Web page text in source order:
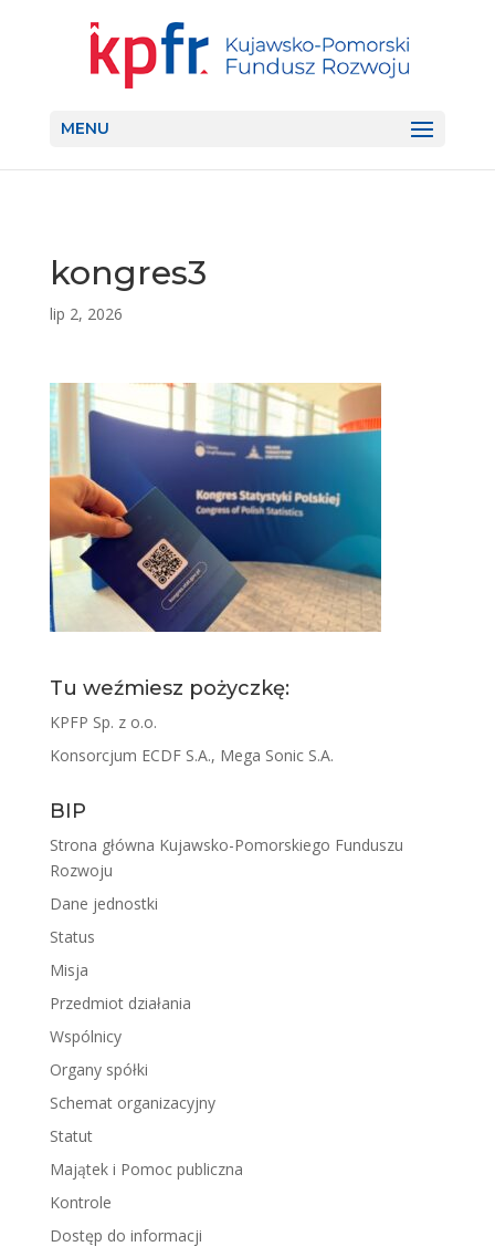
MENU
kongres3
lip 2, 2026
Tu weźmiesz pożyczkę:
KPFP Sp. z o.o.
Konsorcjum ECDF S.A., Mega Sonic S.A.
BIP
Strona główna Kujawsko-Pomorskiego Funduszu
Rozwoju
Dane jednostki
Status
Misja
Przedmiot działania
Wspólnicy
Organy spółki
Schemat organizacyjny
Statut
Majątek i Pomoc publiczna
Kontrole
Dostęp do informacji